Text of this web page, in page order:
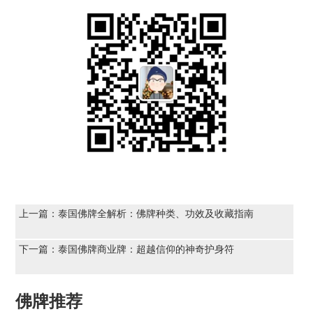
上一篇：泰国佛牌全解析：佛牌种类、功效及收藏指南
下一篇：泰国佛牌商业牌：超越信仰的神奇护身符
佛牌推荐